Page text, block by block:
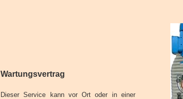
Wartungsvertrag
Dieser Service kann vor Ort oder in einer